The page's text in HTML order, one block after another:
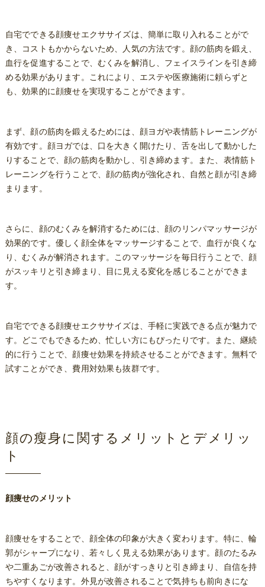
自宅でできる顔痩せエクササイズは、簡単に取り入れることがで
き、コストもかからないため、人気の方法です。顔の筋肉を鍛え、
血行を促進することで、むくみを解消し、フェイスラインを引き締
める効果があります。これにより、エステや医療施術に頼らずと
も、効果的に顔痩せを実現することができます。
まず、顔の筋肉を鍛えるためには、顔ヨガや表情筋トレーニングが
有効です。顔ヨガでは、口を大きく開けたり、舌を出して動かした
りすることで、顔の筋肉を動かし、引き締めます。また、表情筋ト
レーニングを行うことで、顔の筋肉が強化され、自然と顔が引き締
まります。
さらに、顔のむくみを解消するためには、顔のリンパマッサージが
効果的です。優しく顔全体をマッサージすることで、血行が良くな
り、むくみが解消されます。このマッサージを毎日行うことで、顔
がスッキリと引き締まり、目に見える変化を感じることができま
す。
自宅でできる顔痩せエクササイズは、手軽に実践できる点が魅力で
す。どこでもできるため、忙しい方にもぴったりです。また、継続
的に行うことで、顔痩せ効果を持続させることができます。無料で
試すことができ、費用対効果も抜群です。
顔の瘦身に関するメリットとデメリッ
ト
顔痩せのメリット
顔痩せをすることで、顔全体の印象が大きく変わります。特に、輪
郭がシャープになり、若々しく見える効果があります。顔のたるみ
や二重あごが改善されると、顔がすっきりと引き締まり、自信を持
ちやすくなります。外見が改善されることで気持ちも前向きにな